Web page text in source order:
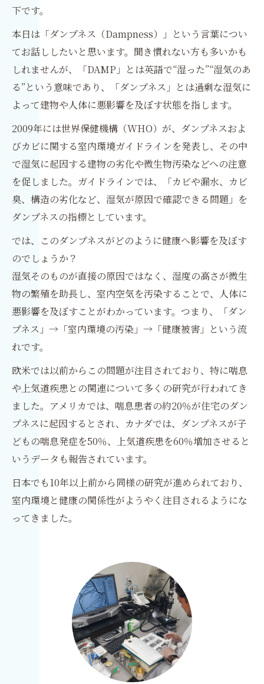
下です。
本日は「ダンプネス（Dampness）」という言葉につい
てお話ししたいと思います。聞き慣れない方も多いかも
しれませんが、「DAMP」とは英語で“湿った”“湿気のあ
る”という意味であり、「ダンプネス」とは過剰な湿気に
よって建物や人体に悪影響を及ぼす状態を指します。
2009年には世界保健機構（WHO）が、ダンプネスおよ
びカビに関する室内環境ガイドラインを発表し、その中
で湿気に起因する建物の劣化や微生物汚染などへの注意
を促しました。ガイドラインでは、「カビや漏水、カビ
臭、構造の劣化など、湿気が原因で確認できる問題」を
ダンプネスの指標としています。
では、このダンプネスがどのように健康へ影響を及ぼす
のでしょうか？
湿気そのものが直接の原因ではなく、湿度の高さが微生
物の繁殖を助長し、室内空気を汚染することで、人体に
悪影響を及ぼすことがわかっています。つまり、「ダン
プネス」→「室内環境の汚染」→「健康被害」という流
れです。
欧米では以前からこの問題が注目されており、特に喘息
や上気道疾患との関連について多くの研究が行われてき
ました。アメリカでは、喘息患者の約20％が住宅のダン
プネスに起因するとされ、カナダでは、ダンプネスが子
どもの喘息発症を50％、上気道疾患を60％増加させると
いうデータも報告されています。
日本でも10年以上前から同様の研究が進められており、
室内環境と健康の関係性がようやく注目されるようにな
ってきました。